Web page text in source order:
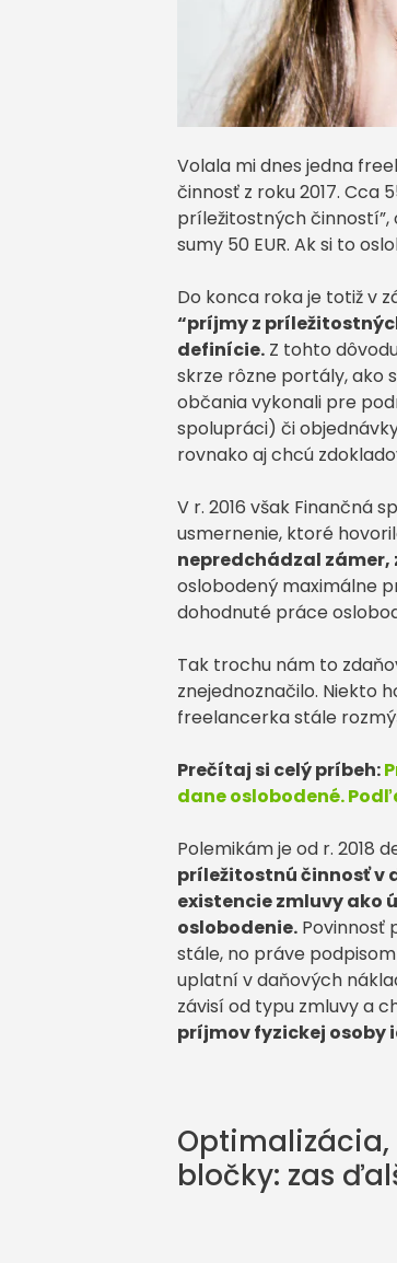
Volala mi dnes jedna
činnosť z roku 2017. Cca
príležitostných činností”,
sumy 50 EUR. Ak si to
Do konca roka je totiž v
“príjmy z
definície. Z tohto
skrze rôzne portály, ako
občania vykonali pre
spolupráci) či
rovnako aj chcú
V r. 2016 však Finančná
usmernenie, ktoré
nepredchádzal zámer,
oslobodený maximálne
dohodnuté práce
Tak trochu nám to
znejednoznačilo. Niekto
freelancerka stále
Prečítaj si celý príbeh:
dane oslobodené.
Polemikám je od r. 2018
príležitostnú činnosť v
existencie zmluvy ako
oslobodenie. Povinnosť
stále, no práve
uplatní v daňových
závisí od typu zmluvy a
príjmov fyzickej osoby
Optimalizácia,
bločky: zas